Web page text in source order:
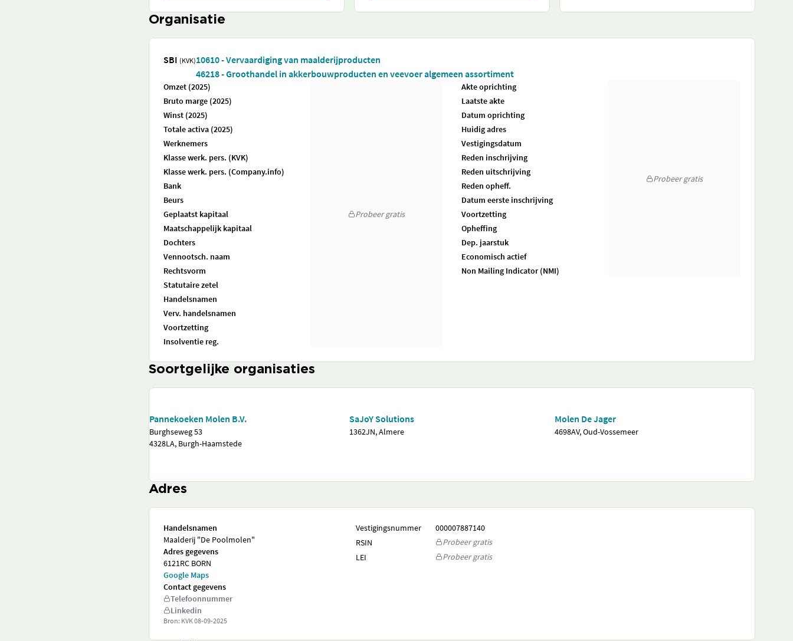
Organisatie
SBI (KVK)10610 - Vervaardiging van maalderijproducten
46218 - Groothandel in akkerbouwproducten en veevoer algemeen assortiment
Omzet (2025)
Bruto marge (2025)
Winst (2025)
Totale activa (2025)
Werknemers
Klasse werk. pers. (KVK)
Klasse werk. pers. (Company.info)
Bank
Beurs
Geplaatst kapitaal
Maatschappelijk kapitaal
Dochters
Vennootsch. naam
Rechtsvorm
Statutaire zetel
Handelsnamen
Verv. handelsnamen
Voortzetting
Insolventie reg.
Probeer gratis
Akte oprichting
Laatste akte
Datum oprichting
Huidig adres
Vestigingsdatum
Reden inschrijving
Reden uitschrijving
Reden opheff.
Datum eerste inschrijving
Voortzetting
Opheffing
Dep. jaarstuk
Economisch actief
Non Mailing Indicator (NMI)
Probeer gratis
Soortgelijke organisaties
Pannekoeken Molen B.V.
Burghseweg 53
4328LA, Burgh-Haamstede
SaJoY Solutions
1362JN, Almere
Molen De Jager
4698AV, Oud-Vossemeer
Adres
Handelsnamen
Maalderij "De Poolmolen"
Adres gegevens
6121RC BORN
Google Maps
Contact gegevens
Telefoonnummer
Linkedin
Bron: KVK08-09-2025
Vestigingsnummer
000007887140
RSIN
Probeer gratis
LEI
Probeer gratis